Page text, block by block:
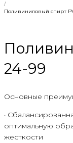
/
Поливиниловый спирт
24-99
Основные
·
оптимальную
жесткости